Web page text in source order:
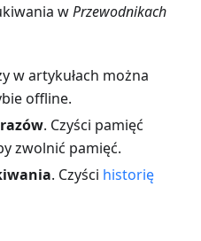
wPrzewodnikach
w artykułach można
offline.
. Czyści pamięć
zwolnić pamięć.
. Czyści historię